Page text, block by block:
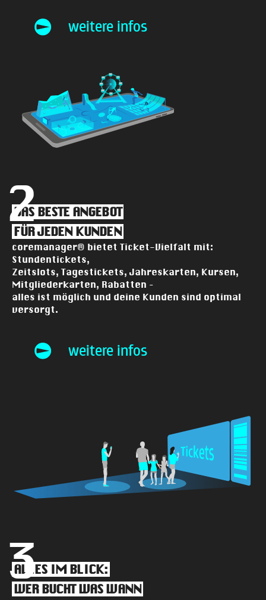
weitere infos
2
DAS BESTE ANGEBOT
FÜR JEDEN KUNDEN
coremanager® bietet Ticket-Vielfalt mit:
Stundentickets,
Zeitslots, Tagestickets, Jahreskarten, Kursen,
Mitgliederkarten, Rabatten –
alles ist möglich und deine Kunden sind optimal
versorgt.
weitere infos
3
ALLES IM BLICK:
WER BUCHT WAS WANN